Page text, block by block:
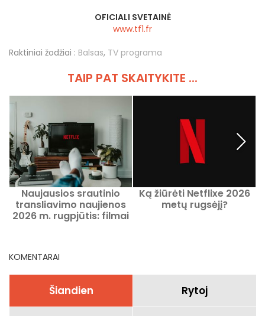
OFICIALI SVETAINĖ
www.tf1.fr
Raktiniai žodžiai : Balsas, TV programa
TAIP PAT SKAITYKITE ...
Naujausios srautinio
transliavimo naujienos
2026 m. rugpjūtis: filmai
Ką žiūrėti Netflixe 2026
metų rugsėjį?
KOMENTARAI
Šiandien Rytoj